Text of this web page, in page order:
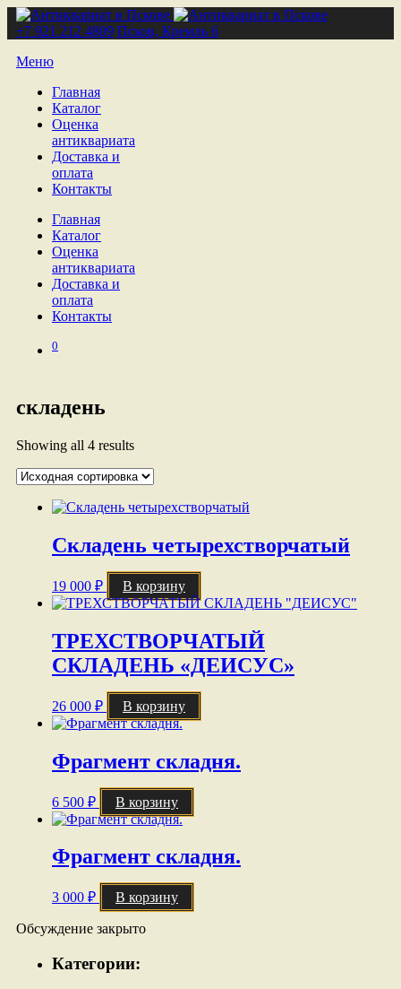
+7 921 212 4809 Псков, Кремль 6
Меню
Главная
Каталог
Оценка
антиквариата
Доставка и
оплата
Контакты
Главная
Каталог
Оценка
антиквариата
Доставка и
оплата
Контакты
0
складень
Showing all 4 results
Складень четырехстворчатый
19 000 ₽ В корзину
ТРЕХСТВОРЧАТЫЙ
СКЛАДЕНЬ «ДЕИСУС»
26 000 ₽ В корзину
Фрагмент складня.
6 500 ₽ В корзину
Фрагмент складня.
3 000 ₽ В корзину
Обсуждение закрыто
Категории: